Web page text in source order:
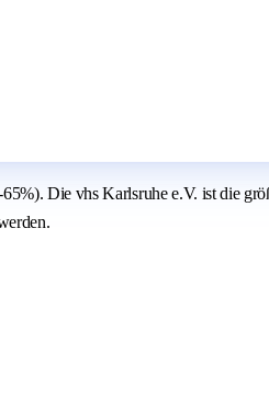
Die vhs Karlsruhe e.V. ist die